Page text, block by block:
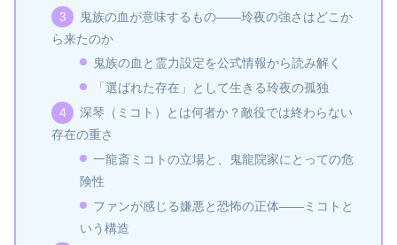
鬼族の血が意味するもの――玲夜の強さはどこか
ら来たのか
鬼族の血と霊力設定を公式情報から読み解く
「選ばれた存在」として生きる玲夜の孤独
深琴（ミコト）とは何者か？敵役では終わらない
存在の重さ
一龍斎ミコトの立場と、鬼龍院家にとっての危
険性
ファンが感じる嫌悪と恐怖の正体――ミコトと
いう構造